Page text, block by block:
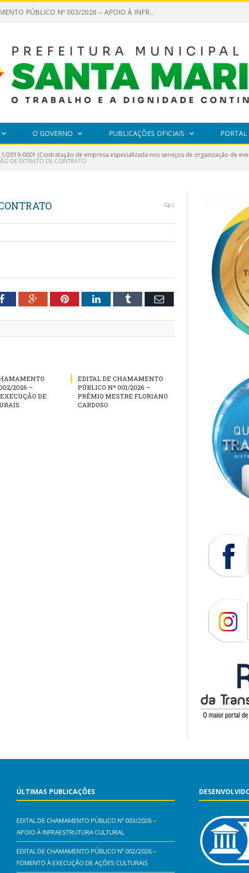
EDITAL DE CHAMAMENTO PÚBLICO Nº 003/2026 – APOIO À INFRAESTRUTURA CULTURAL
O GOVERNO PUBLICAÇÕES OFICIAIS
1/2019-0001 (Contratação de empresa especializada nos serviços de organização de
DE EXTRATO DE CONTRATO
0
FacebookGoogle+PinterestLinkedInTumblr Email
2026 –
DE
EDITAL DE CHAMAMENTO
PÚBLICO Nº 001/2026 –
PRÊMIO MESTRE FLORIANO
CARDOSO
ÚLTIMAS PUBLICAÇÕES
EDITAL DE CHAMAMENTO PÚBLICO Nº 003/2026 –
APOIO À INFRAESTRUTURA CULTURAL
EDITAL DE CHAMAMENTO PÚBLICO Nº 002/2026 –
FOMENTO À EXECUÇÃO DE AÇÕES CULTURAIS